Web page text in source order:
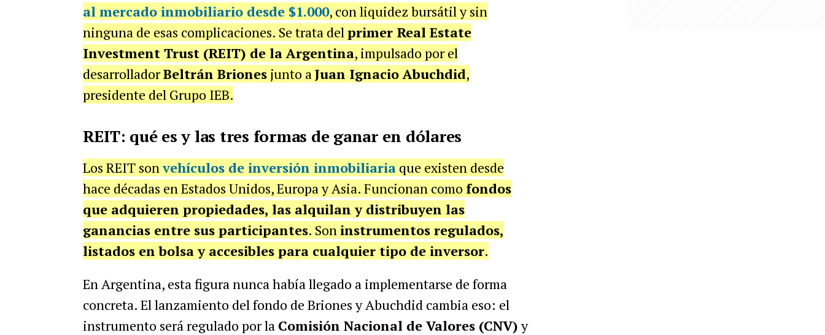
al mercado inmobiliario desde $1.000, con liquidez bursátil y sin
ninguna de esas complicaciones. Se trata delprimer Real Estate
Investment Trust (REIT) de la Argentina, impulsado por el
desarrolladorBeltrán Brionesjunto aJuan Ignacio Abuchdid,
presidente del Grupo IEB.
REIT: qué es y las tres formas de ganar en dólares
Los REIT sonvehículos de inversión inmobiliariaque existen desde
hace décadas en Estados Unidos, Europa y Asia. Funcionan como fondos
que adquieren propiedades, las alquilan y distribuyen las
ganancias entre sus participantes. Son instrumentos regulados,
listados en bolsa y accesibles para cualquier tipo de inversor.
En Argentina, esta figura nunca había llegado a implementarse de forma
concreta. El lanzamiento del fondo de Briones y Abuchdid cambia eso: el
instrumento será regulado por la Comisión Nacional de Valores (CNV)y